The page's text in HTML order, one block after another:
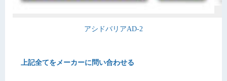
アシドバリアAD-2
上記全てをメーカーに問い合わせる